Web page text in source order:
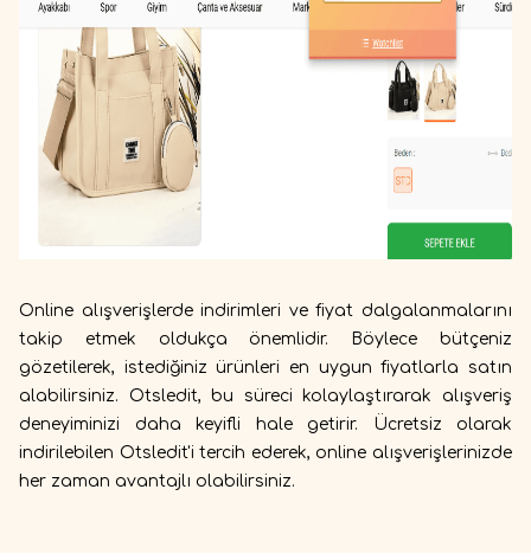
Online alışverişlerde indirimleri ve fiyat dalgalanmalarını
takip etmek oldukça önemlidir. Böylece bütçeniz
gözetilerek, istediğiniz ürünleri en uygun fiyatlarla satın
alabilirsiniz. Otsledit, bu süreci kolaylaştırarak alışveriş
deneyiminizi daha keyifli hale getirir. Ücretsiz olarak
indirilebilen Otsledit'i tercih ederek, online alışverişlerinizde
her zaman avantajlı olabilirsiniz.